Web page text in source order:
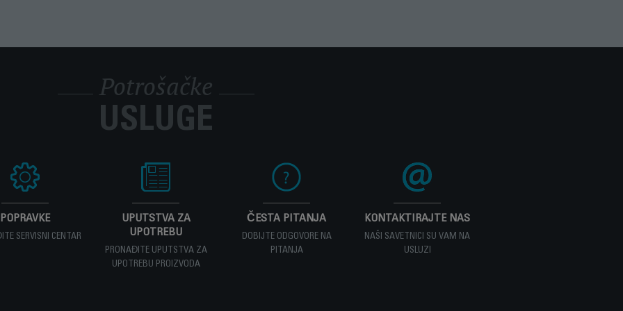
uređaj i mislim da jedan deo nedostaje. Šta treba da uradim?
pozovite Centar za potrošačke usluge, a mi ćemo vam pomoći da pronađete
dodatke, potrošne ili rezervne delove za aparat?
veb lokaciji da biste jednostavno pronašli sve što vam je potrebno za proizvod.
za moj aparat?
Potrošačke
USLUGE
POPRAVKE
SERVISNI CENTAR
UPUTSTVA ZA
UPOTREBU
PRONAĐITE UPUTSTVA ZA
UPOTREBU PROIZVODA
ČESTA PITANJA
DOBIJTE ODGOVORE NA
PITANJA
KONTAKTIRAJTE NAS
NAŠI SAVETNICI SU VAM NA
USLUZI